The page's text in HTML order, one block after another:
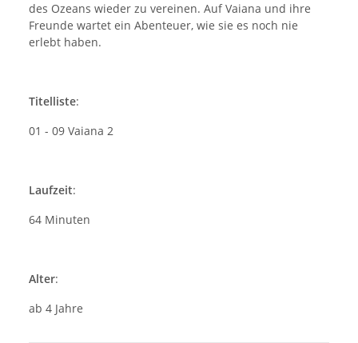
des Ozeans wieder zu vereinen. Auf Vaiana und ihre
Freunde wartet ein Abenteuer, wie sie es noch nie
erlebt haben.
Titelliste:
01 - 09 Vaiana 2
Laufzeit:
64 Minuten
Alter:
ab 4 Jahre